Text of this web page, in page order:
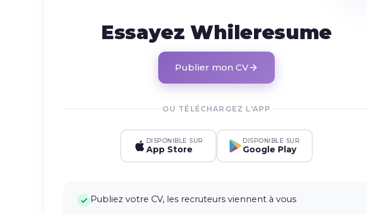
Essayez Whileresume
Publier mon CV
OU TÉLÉCHARGEZ L'APP
DISPONIBLE SUR
App Store
DISPONIBLE SUR
Google Play
Publiez votre CV, les recruteurs viennent à vous